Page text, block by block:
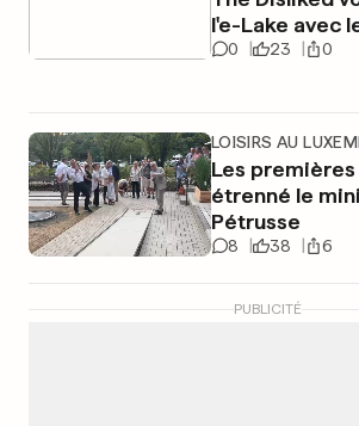
l'e-Lake avec
0 23 0
LOISIRS AU
Les
étrenné le
Pétrusse
8 38 6
PUBLICITÉ